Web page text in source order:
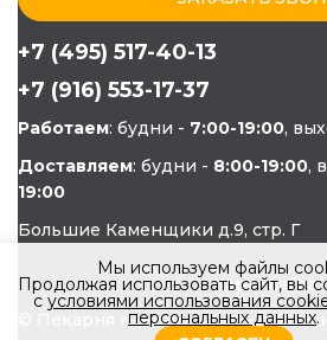
+7 (495) 517-40-13
+7 (916) 553-17-37
Работаем: будни - 7:00-19:00,
Доставляем: будни - 8:00-19:00,
19:00
Большие Каменщики д.9, стр. Г
© Пекарня «Чегем», 2009–2026
Карта сайта
Мы используем файлы
Продолжая использовать сайт, вы
с условиями использования
персональных данных.